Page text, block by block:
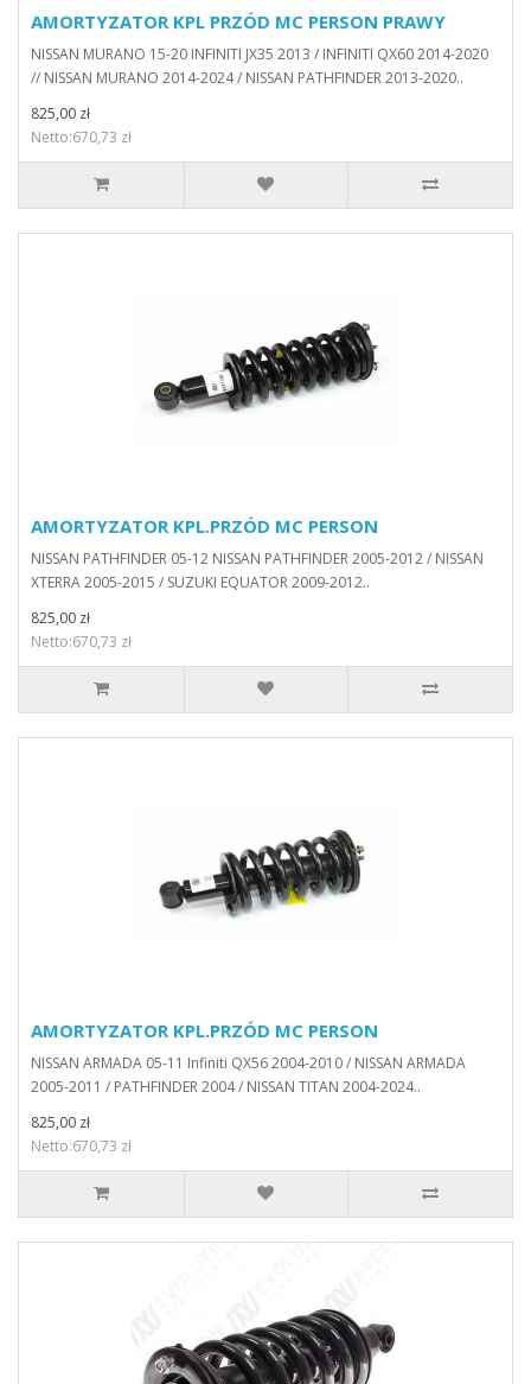
AMORTYZATOR KPL PRZÓD MC PERSON PRAWY
NISSAN MURANO 15-20 INFINITI JX35 2013 / INFINITI QX60 2014-2020
// NISSAN MURANO 2014-2024 / NISSAN PATHFINDER 2013-2020..
825,00 zł
Netto:670,73 zł
AMORTYZATOR KPL.PRZÓD MC PERSON
NISSAN PATHFINDER 05-12 NISSAN PATHFINDER 2005-2012 / NISSAN
XTERRA 2005-2015 / SUZUKI EQUATOR 2009-2012..
825,00 zł
Netto:670,73 zł
AMORTYZATOR KPL.PRZÓD MC PERSON
NISSAN ARMADA 05-11 Infiniti QX56 2004-2010 / NISSAN ARMADA
2005-2011 / PATHFINDER 2004 / NISSAN TITAN 2004-2024..
825,00 zł
Netto:670,73 zł